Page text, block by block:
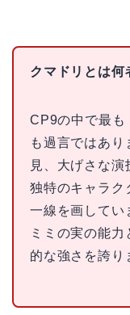
クマドリとは何
CP9の中で最も
も過言ではあ
見、大げさな
独特のキャラク
一線を画してい
ミミの実の能
的な強さを誇り